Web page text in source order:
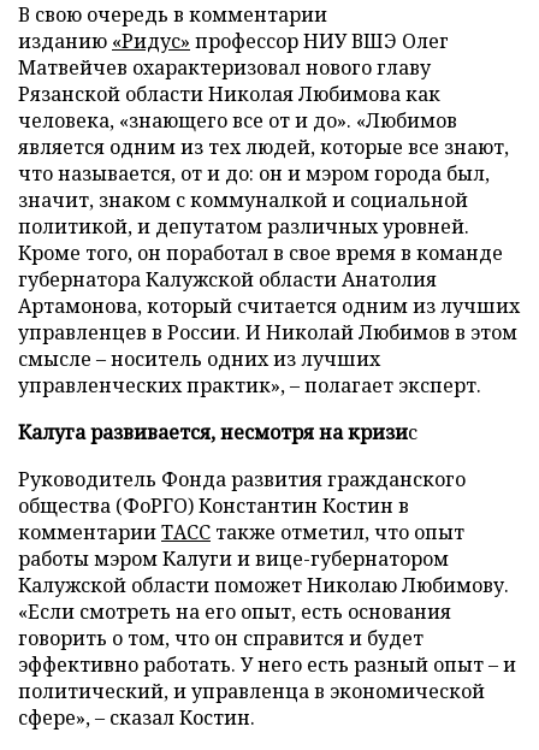
В свою очередь в комментарии
изданию «Ридус» профессор НИУ ВШЭ Олег
Матвейчев охарактеризовал нового главу
Рязанской области Николая Любимова как
человека, «знающего все от и до». «Любимов
является одним из тех людей, которые все знают,
что называется, от и до: он и мэром города был,
значит, знаком с коммуналкой и социальной
политикой, и депутатом различных уровней.
Кроме того, он поработал в свое время в команде
губернатора Калужской области Анатолия
Артамонова, который считается одним из лучших
управленцев в России. И Николай Любимов в этом
смысле – носитель одних из лучших
управленческих практик», – полагает эксперт.
Калуга развивается, несмотря на кризис
Руководитель Фонда развития гражданского
общества (ФоРГО) Константин Костин в
комментарииТАСС также отметил, что опыт
работы мэром Калуги и вице-губернатором
Калужской области поможет Николаю Любимову.
«Если смотреть на его опыт, есть основания
говорить о том, что он справится и будет
эффективно работать. У него есть разный опыт – и
политический, и управленца в экономической
сфере», – сказал Костин.